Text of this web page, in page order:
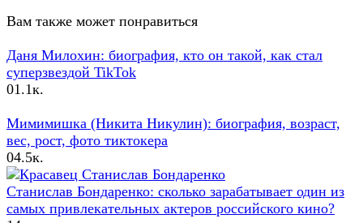
Вам также может понравиться
Даня Милохин: биография, кто он такой, как стал
суперзвездой TikTok
01.1к.
Мимимишка (Никита Никулин): биография, возраст,
вес, рост, фото тиктокера
04.5к.
Станислав Бондаренко: сколько зарабатывает один из
самых привлекательных актеров российского кино?